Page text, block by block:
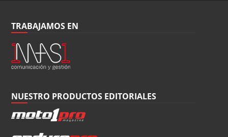
TRABAJAMOS EN
NUESTRO PRODUCTOS EDITORIALES